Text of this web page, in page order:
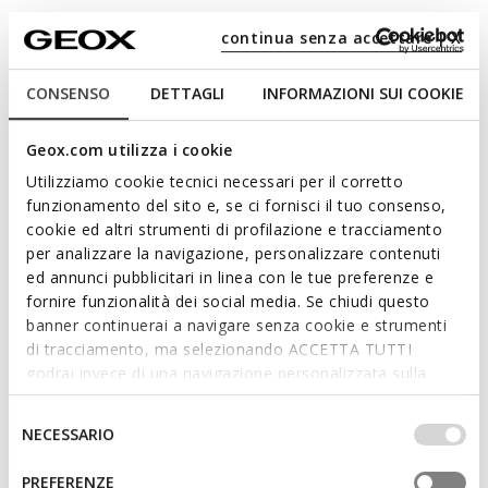
CONSENSO DETTAGLI INFORMAZIONI SUI COOKIE
Geox.com utilizza i cookie
Utilizziamo cookie tecnici necessari per il corretto
funzionamento del sito e, se ci fornisci il tuo consenso,
cookie ed altri strumenti di profilazione e tracciamento
per analizzare la navigazione, personalizzare contenuti
ed annunci pubblicitari in linea con le tue preferenze e
fornire funzionalità dei social media. Se chiudi questo
banner continuerai a navigare senza cookie e strumenti
di tracciamento, ma selezionando ACCETTA TUTTI
godrai invece di una navigazione personalizzata sulla
base dei tuoi gusti ed interessi. Selezionando
IMPOSTAZIONI potrai anche scegliere quali cookies ed
altri strumenti di tracciamento autorizzare. Per maggiori
informazioni o per modificare in qualsiasi momento le
del
consenso
NECESSARIO
PREFERENZE
continua senza accettare | X
Theleven Junior
School shoes
€74,00 - 86,00/Lv144,73 - 168,20
Select Size
This item has often been returned because it was too big. We
recommend that you size down.
ADD TO CART
FIND IN STORE
Free standard delivery
Free returns